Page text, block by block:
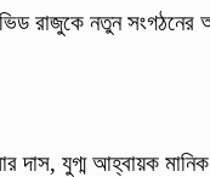
রাজুকে নতুন
দাস, যুগ্ম আহ্বায়ক